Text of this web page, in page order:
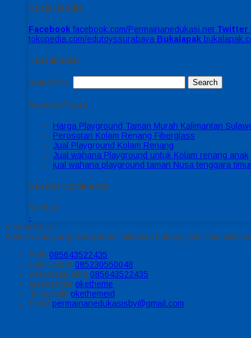
Social Media
Facebook facebook.com/Permainanedukasi.net Twitter
tokopedia.com/edutoyssurabaya Bukalapak
Testimonial
Search for:
Recent Posts
Harga Playground Taman Murah Kalimantan
Perosotan Kolam Renang Fiberglass
Jual Playground Kolam Renang
Jual wahana Playground untuk Kolam renang anak
jual wahana playground taman Nusa tenggara
Recent Comments
Sidebar
-
Kontak Kami
Apabila ada yang ditanyakan, silahkan hubungi kami melalui
SMS 085643522435
Call Center 085230550048
Whatsapp Icha 085643522435
Messenger oketheme
Telegrram okethemeid
Email permainanedukasisby@gmail.com